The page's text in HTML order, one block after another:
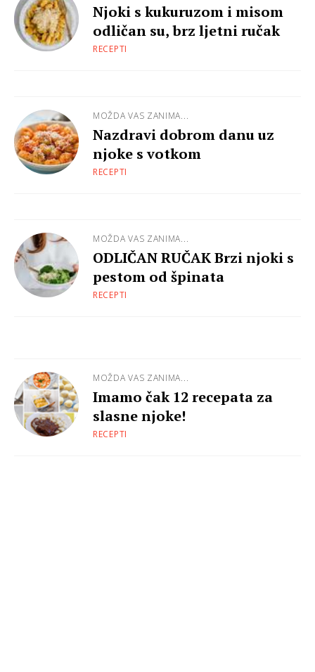
Njoki s kukuruzom i misom
odličan su, brz ljetni ručak
RECEPTI
MOŽDA VAS ZANIMA...
Nazdravi dobrom danu uz
njoke s votkom
RECEPTI
MOŽDA VAS ZANIMA...
ODLIČAN RUČAK Brzi njoki s
pestom od špinata
RECEPTI
MOŽDA VAS ZANIMA...
Imamo čak 12 recepata za
slasne njoke!
RECEPTI